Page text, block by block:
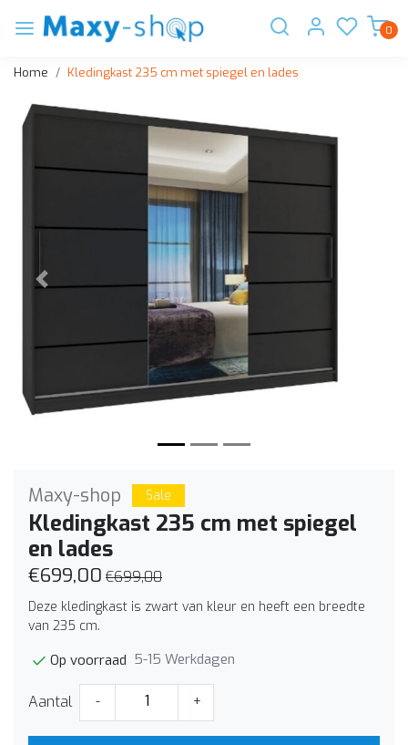
0
Home Kledingkast 235 cm met spiegel en lades
Vorige
Maxy-shop Sale
Kledingkast 235 cm met spiegel
en lades
€699,00 €699,00
Deze kledingkast is zwart van kleur en heeft een breedte
van 235 cm.
Op voorraad 5-15 Werkdagen
Aantal - +